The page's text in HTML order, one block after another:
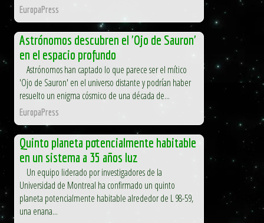
EuropaPress
Astrónomos descubren el 'Ojo de Sauron'
en el espacio profundo
Astrónomos han captado lo que parece ser el mítico
'Ojo de Sauron' en el universo distante y podrían haber
resuelto un enigma cósmico de una década de...
EuropaPress
Quinto planeta potencialmente habitable
en un sistema a 35 años luz
Un equipo liderado por investigadores de la
Universidad de Montreal ha confirmado un quinto
planeta potencialmente habitable alrededor de L 98-59,
una enana...